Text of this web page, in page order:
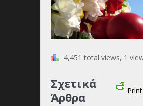
4,451 total views, 1
Print
Σχετικά
Άρθρα